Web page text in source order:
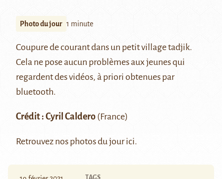
Photo du jour 1 minute
Coupure de courant dans un petit village tadjik.
Cela ne pose aucun problèmes aux jeunes qui
regardent des vidéos, à priori obtenues par
bluetooth.
Crédit : Cyril Caldero (France)
Retrouvez nos photos du jourici.
TAGS